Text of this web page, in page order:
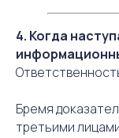
4. Когда
Бремя
третьими